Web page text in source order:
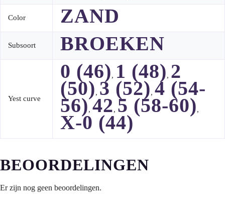
Color ZAND
Subsoort BROEKEN
Yest curve
0 (46), 1 (48), 2
(50), 3 (52), 4 (54-
56), 42, 5 (58-60),
X-0 (44)
BEOORDELINGEN
Er zijn nog geen beoordelingen.